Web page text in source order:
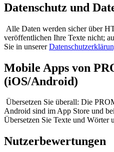
Datenschutz und
Alle Daten werden sicher über
veröffentlichen Ihre Texte nicht;
Sie in unserer
Mobile Apps von
(iOS/Android)
Übersetzen Sie überall: Die
Android sind im App Store und
Übersetzen Sie Texte und Wörter
Nutzerbewertungen